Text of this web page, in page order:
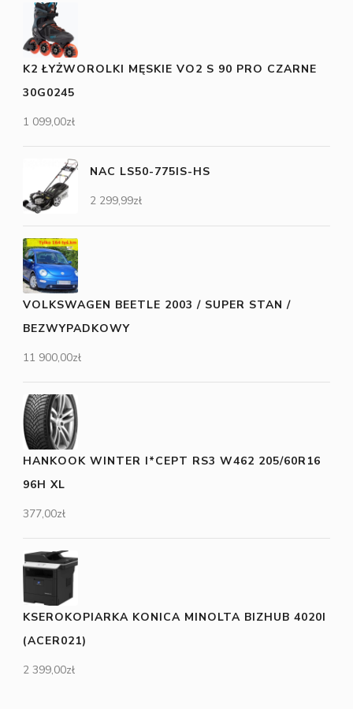
K2 ŁYŻWOROLKI MĘSKIE VO2 S 90 PRO CZARNE
30G0245
1 099,00zł
NAC LS50-775IS-HS
2 299,99zł
VOLKSWAGEN BEETLE 2003 / SUPER STAN /
BEZWYPADKOWY
11 900,00zł
HANKOOK WINTER I*CEPT RS3 W462 205/60R16
96H XL
377,00zł
KSEROKOPIARKA KONICA MINOLTA BIZHUB 4020I
(ACER021)
2 399,00zł